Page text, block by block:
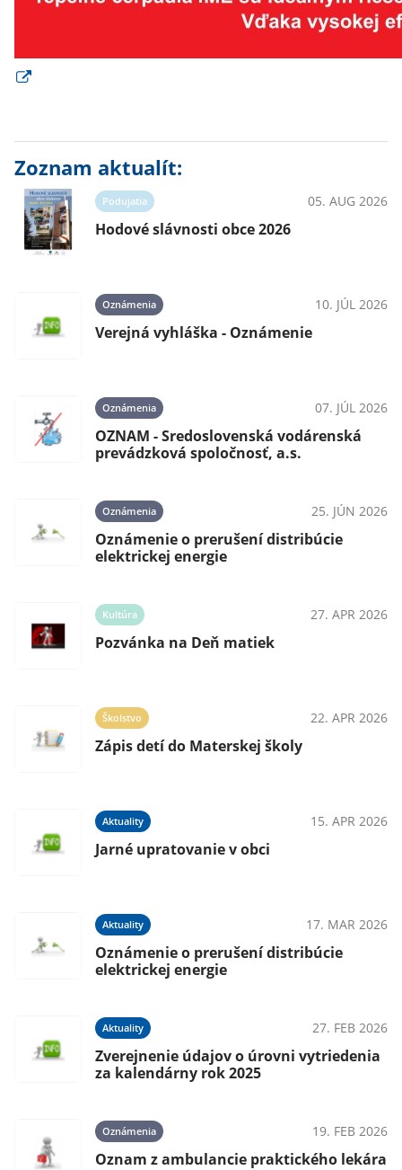
Zoznam aktualít:
Podujatia 05. AUG 2026
Hodové slávnosti obce 2026
Oznámenia 10. JÚL 2026
Verejná vyhláška - Oznámenie
Oznámenia 07. JÚL 2026
OZNAM - Sredoslovenská vodárenská
prevádzková spoločnosť, a.s.
Oznámenia 25. JÚN 2026
Oznámenie o prerušení distribúcie
elektrickej energie
Kultúra 27. APR 2026
Pozvánka na Deň matiek
Školstvo 22. APR 2026
Zápis detí do Materskej školy
Aktuality 15. APR 2026
Jarné upratovanie v obci
Aktuality 17. MAR 2026
Oznámenie o prerušení distribúcie
elektrickej energie
Aktuality 27. FEB 2026
Zverejnenie údajov o úrovni vytriedenia
za kalendárny rok 2025
Oznámenia 19. FEB 2026
Oznam z ambulancie praktického lekára